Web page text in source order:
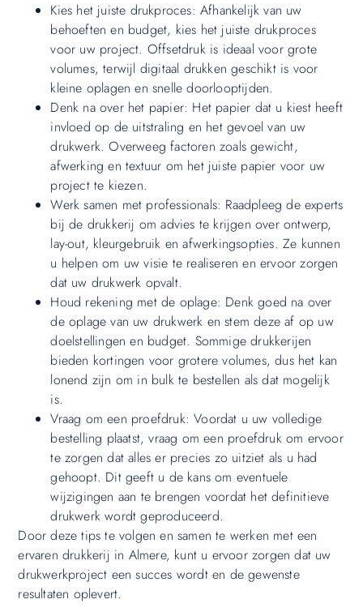
Kies het juiste drukproces: Afhankelijk van uw
behoeften en budget, kies het juiste drukproces
voor uw project. Offsetdruk is ideaal voor grote
volumes, terwijl digitaal drukken geschikt is voor
kleine oplagen en snelle doorlooptijden.
Denk na over het papier: Het papier dat u kiest heeft
invloed op de uitstraling en het gevoel van uw
drukwerk. Overweeg factoren zoals gewicht,
afwerking en textuur om het juiste papier voor uw
project te kiezen.
Werk samen met professionals: Raadpleeg de experts
bij de drukkerij om advies te krijgen over ontwerp,
lay-out, kleurgebruik en afwerkingsopties. Ze kunnen
u helpen om uw visie te realiseren en ervoor zorgen
dat uw drukwerk opvalt.
Houd rekening met de oplage: Denk goed na over
de oplage van uw drukwerk en stem deze af op uw
doelstellingen en budget. Sommige drukkerijen
bieden kortingen voor grotere volumes, dus het kan
lonend zijn om in bulk te bestellen als dat mogelijk
is.
Vraag om een proefdruk: Voordat u uw volledige
bestelling plaatst, vraag om een proefdruk om ervoor
te zorgen dat alles er precies zo uitziet als u had
gehoopt. Dit geeft u de kans om eventuele
wijzigingen aan te brengen voordat het definitieve
drukwerk wordt geproduceerd.
Door deze tips te volgen en samen te werken met een
ervaren drukkerij in Almere, kunt u ervoor zorgen dat uw
drukwerkproject een succes wordt en de gewenste
resultaten oplevert.